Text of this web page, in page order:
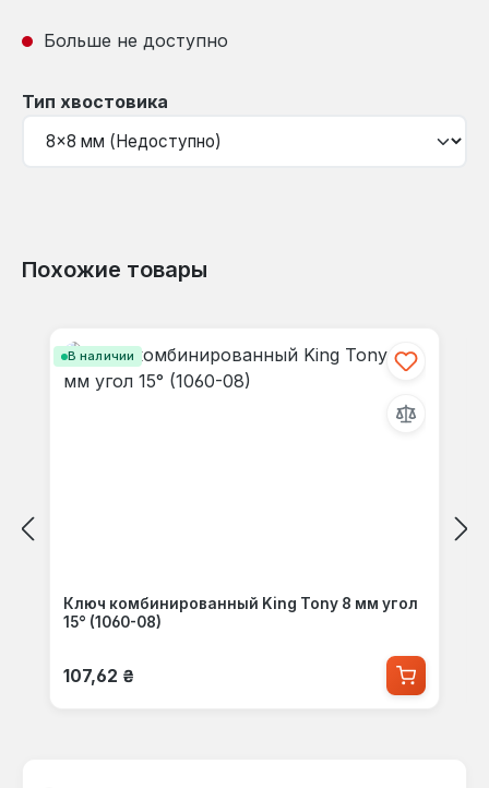
Больше не доступно
Выберите
Тип хвостовика
Похожие товары
В наличии
Ключ комбинированный King Tony 8 мм угол
15° (1060-08)
Обычная цена:
107,62 ₴